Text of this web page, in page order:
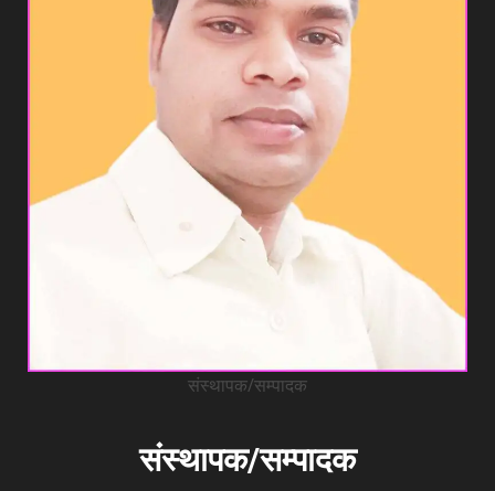
संस्थापक/सम्पादक
संस्थापक/सम्पादक